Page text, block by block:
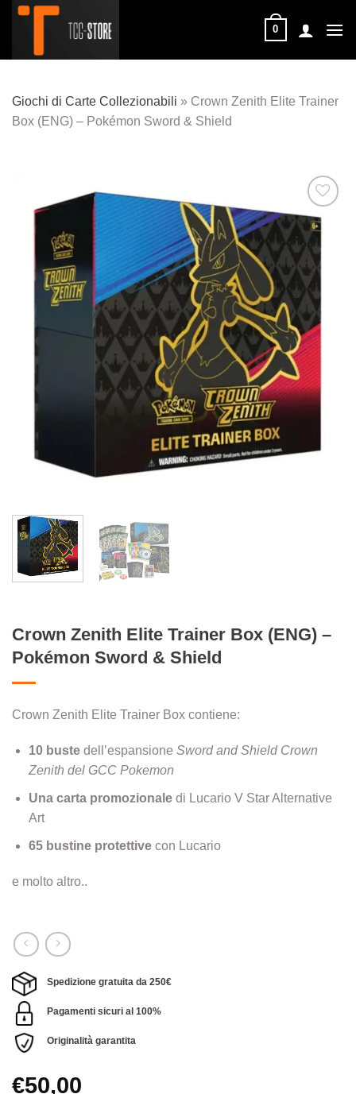
Salta
0
Giochi di Carte Collezionabili » Crown Zenith Elite Trainer
Box (ENG) – Pokémon Sword & Shield
Aggiungi
alla lista
dei
desideri
Crown Zenith Elite Trainer Box (ENG) –
Pokémon Sword & Shield
Crown Zenith Elite Trainer Box contiene:
10 bustedellʼespansione Sword and Shield Crown
Zenith del GCC Pokemon
Una carta promozionaledi Lucario V Star Alternative
Art
65 bustine protettivecon Lucario
e molto altro..
Spedizione gratuita da 250€
Pagamenti sicuri al 100%
Originalità garantita
€50,00